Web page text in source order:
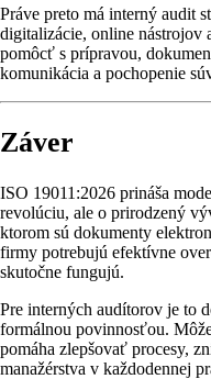
Práve preto má interný audit
digitalizácie, online nástrojov
pomôcť s prípravou,
komunikácia a pochopenie
Záver
ISO 19011:2026 prináša
revolúciu, ale o prirodzený
ktorom sú dokumenty
firmy potrebujú efektívne
skutočne fungujú.
Pre interných audítorov je to
formálnou povinnosťou.
pomáha zlepšovať procesy,
manažérstva v každodennej